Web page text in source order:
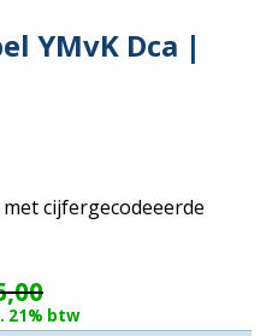
YMvK Dca |
cijfergecodeeerde
21% btw